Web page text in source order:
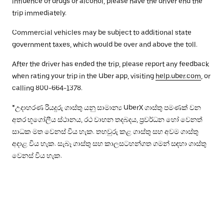
trip immediately.
Commercial vehicles may be subject to additional state
government taxes, which would be over and above the toll.
After the driver has ended the trip, please report any feedback
when rating your trip in the Uber app, visiting help.uber.com , or
calling 800-664-1378.
*උදාහරණ රියදුරු ගාස්තු යනු සාමාන්‍ය UberX ගාස්තු පමණක් වන
අතර භූගෝලීය ස්ථානය, රථ වාහන තදබදය, ප්‍රවර්ධන හෝ වෙනත්
සාධක මත වෙනස් විය හැක. තහවුරු කළ ගාස්තු සහ අවම ගාස්තු
අදාළ විය හැක. සැබෑ ගාස්තු සහ කාලසටහන්ගත ගමන් සඳහා ගාස්තු
වෙනස් විය හැක.